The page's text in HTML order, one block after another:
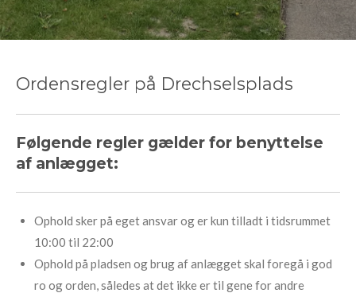
Ordensregler på Drechselsplads
Følgende regler gælder for benyttelse
af anlægget:
Ophold sker på eget ansvar og er kun tilladt i tidsrummet
10:00 til 22:00
Ophold på pladsen og brug af anlægget skal foregå i god
ro og orden, således at det ikke er til gene for andre